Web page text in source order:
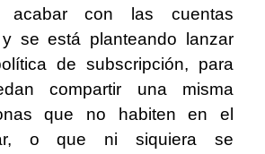
acabar con las cuentas
y se está planteando lanzar
de subscripción, para
compartir una misma
que no habiten en el
o que ni siquiera se